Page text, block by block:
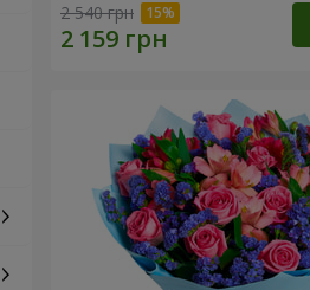
2 540 грн